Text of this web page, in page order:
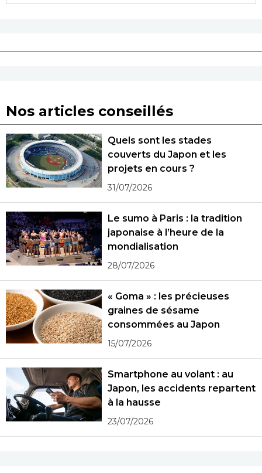
Nos articles conseillés
Quels sont les stades
couverts du Japon et les
projets en cours ?
31/07/2026
Le sumo à Paris : la tradition
japonaise à l’heure de la
mondialisation
28/07/2026
« Goma » : les précieuses
graines de sésame
consommées au Japon
15/07/2026
Smartphone au volant : au
Japon, les accidents repartent
à la hausse
23/07/2026